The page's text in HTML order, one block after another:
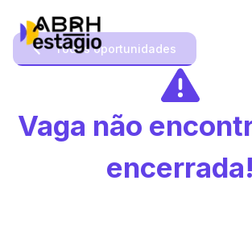
Todas oportunidades
Vaga não
encerrada!